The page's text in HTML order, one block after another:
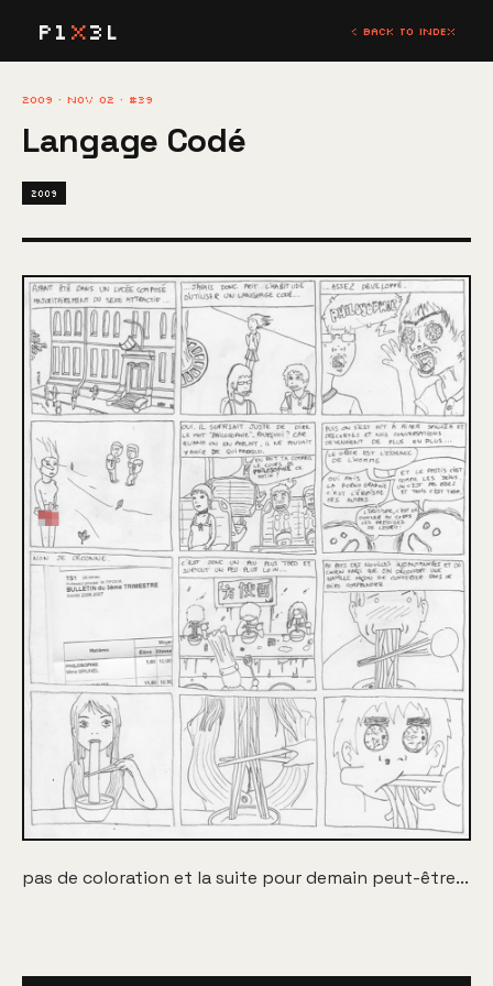
P1 X3L < BACK TO INDEX
2009 · NOV 02 · #39
Langage Codé
2009
pas de coloration et la suite pour demain peut-être...